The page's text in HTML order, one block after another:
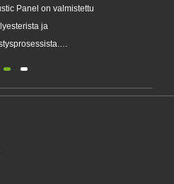
Panel on valmistettu
ja
ei liimaa, akustisen
Soundbetter toimittaa